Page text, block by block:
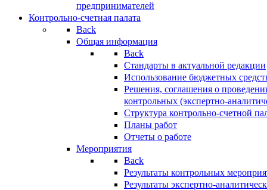
предпринимателей
Контрольно-счетная палата
Back
Общая информация
Back
Стандарты в актуальной редакции
Использование бюджетных
Решения, соглашения о
контрольных (экспертно-
Структура контрольно-счетной
Планы работ
Отчеты о работе
Мероприятия
Back
Результаты контрольных
Результаты экспертно-